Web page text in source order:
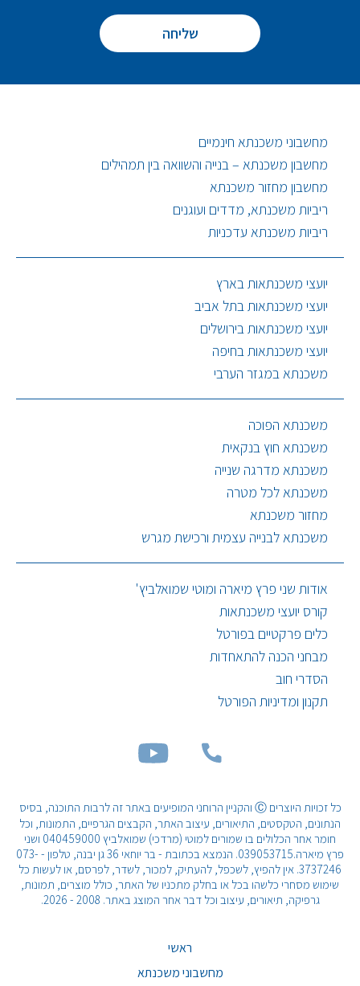
מחשבוני משכנתא חינמיים
מחשבון משכנתא – בנייה והשוואה בין תמהילים
מחשבון מחזור משכנתא
ריביות משכנתא, מדדים ועוגנים
ריביות משכנתא עדכניות
יועצי משכנתאות בארץ
יועצי משכנתאות בתל אביב
יועצי משכנתאות בירושלים
יועצי משכנתאות בחיפה
משכנתא במגזר הערבי
משכנתא הפוכה
משכנתא חוץ בנקאית
משכנתא מדרגה שנייה
משכנתא לכל מטרה
מחזור משכנתא
משכנתא לבנייה עצמית ורכישת מגרש
אודות שני פרץ מיארה ומוטי שמואלביץ'
קורס יועצי משכנתאות
כלים פרקטיים בפורטל
מבחני הכנה להתאחדות
הסדרי חוב
תקנון ומדיניות הפורטל
כל זכויות היוצרים Ⓒ והקניין הרוחני המופיעים באתר זה לרבות התוכנה, בסיס
הנתונים, הטקסטים, התיאורים, עיצוב האתר, הקבצים הגרפיים, התמונות, וכל
חומר אחר הכלולים בו שמורים למוטי (מרדכי) שמואלביץ 040459000 ושני
פרץ מיארה.039053715. הנמצא בכתובת - בר יוחאי 36 גן יבנה, טלפון - 073-
3737246. אין להפיץ, לשכפל, להעתיק, למכור, לשדר, לפרסם, או לעשות כל
שימוש מסחרי כלשהו בכל או בחלק מתכניו של האתר, כולל מוצרים, תמונות,
גרפיקה, תיאורים, עיצוב וכל דבר אחר המוצג באתר. 2008 - 2026.
ראשי
מחשבוני משכנתא